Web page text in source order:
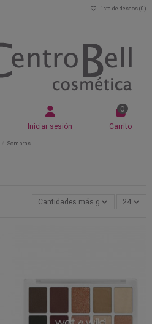
Lista de deseos (0 )
Iniciar sesión
0
Carrito
Sombras
Cantidades más grandes primero
24